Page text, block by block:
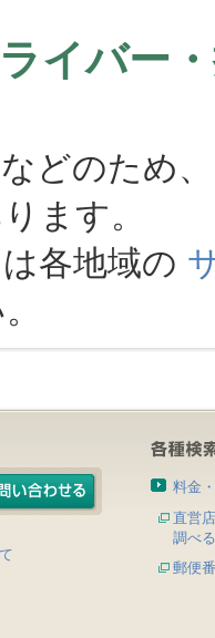
ライバー
どのため
ます。
各地域の
料金
直営
調べる
郵便